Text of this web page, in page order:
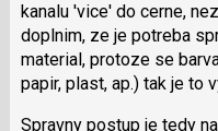
kanalu 'vice' do cerne,
doplnim, ze je potreba
material, protoze se
papir, plast, ap.) tak je to
Spravny postup je tedy